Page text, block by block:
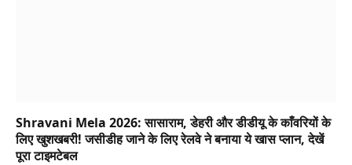
Shravani Mela 2026: सासाराम, डेहरी और डीडीयू के काँवरियों के
लिए खुशखबरी! जसीडीह जाने के लिए रेलवे ने बनाया ये खास प्लान, देखें
पूरा टाइमटेबल